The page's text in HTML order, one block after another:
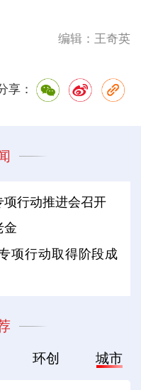
编辑：王奇英
享：
行动推进会召开
金
项行动取得阶段成
环创 城市